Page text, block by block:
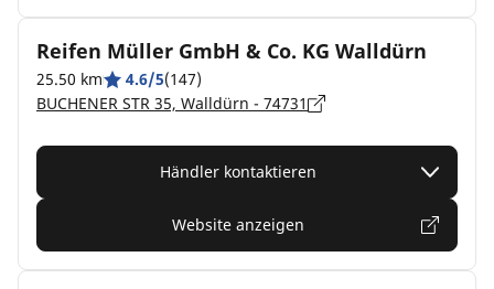
Reifen Müller GmbH & Co. KG Walldürn
25.50 km 4.6/5(147)
BUCHENER STR 35, Walldürn - 74731
Händler kontaktieren
Website anzeigen